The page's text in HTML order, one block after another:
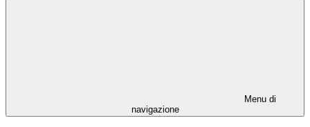
Menu di
navigazione